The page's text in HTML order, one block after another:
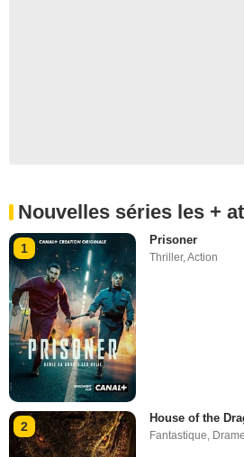
Nouvelles séries les +
1
Prisoner
Thriller,Action
2
House of the
Fantastique, Drame